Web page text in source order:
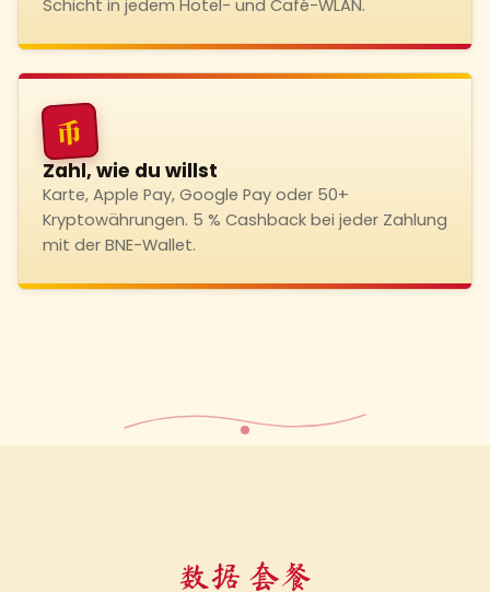
Schicht in jedem Hotel- und Café-WLAN.
币
Zahl, wie du willst
Karte, Apple Pay, Google Pay oder 50+
Kryptowährungen. 5 % Cashback bei jeder Zahlung
mit der BNE-Wallet.
数据 套餐